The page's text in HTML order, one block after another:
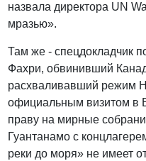
назвала директора UN
мразью».
Там же - спецдокладчик
Фахри, обвинивший
расхваливавший режим
официальным визитом в
праву на мирные
Гуантанамо с
реки до моря» не имеет